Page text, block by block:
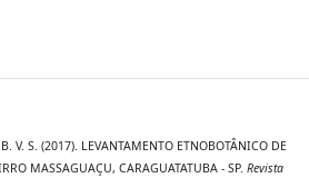
V. S. (2017). LEVANTAMENTO ETNOBOTÂNICO DE
MASSAGUAÇU, CARAGUATATUBA - SP. Revista